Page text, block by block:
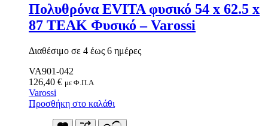
Είδη Ορειβασίας
Μπαστούνια
Στρατιωτικά Είδη
Παγούρια Στρατιωτικά
Πολυθρόνα EVITA φυσικό 54 x 62.5 x
87 TEAK Φυσικό – Varossi
Διαθέσιμο σε 4 έως 6 ημέρες
VA901-042
126,40 € με Φ.Π.Α
Varossi
Προσθήκη στο καλάθι